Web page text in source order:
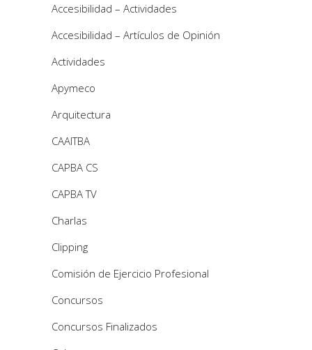
Accesibilidad – Actividades
Accesibilidad – Artículos de Opinión
Actividades
Apymeco
Arquitectura
CAAITBA
CAPBA CS
CAPBA TV
Charlas
Clipping
Comisión de Ejercicio Profesional
Concursos
Concursos Finalizados